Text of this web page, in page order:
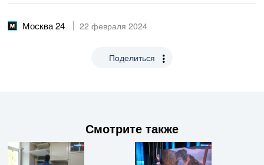
Москва 24 22 февраля 2024
Поделиться
Смотрите также